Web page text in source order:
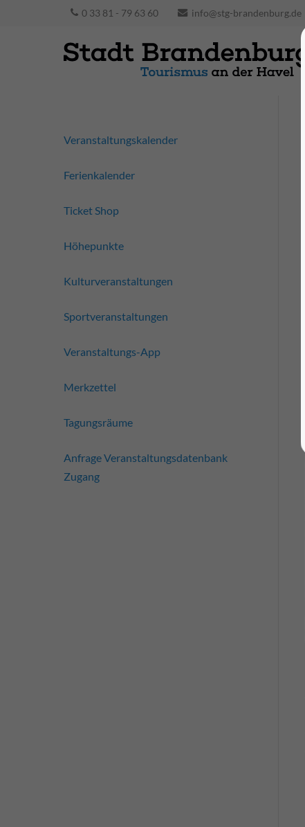
0 33 81 - 79 63 60 info@stg-brandenburg.de
Veranstaltungskalender
Ferienkalender
Ticket Shop
Höhepunkte
Kulturveranstaltungen
Sportveranstaltungen
Veranstaltungs-App
Merkzettel
Tagungsräume
Anfrage Veranstaltungsdatenbank
Zugang